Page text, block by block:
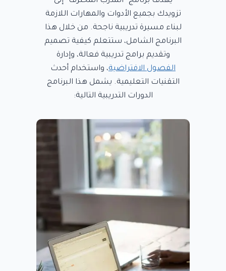
تزويدك بجميع الأدوات والمهارات اللازمة
لبناء مسيرة تدريبية ناجحة. من خلال هذا
البرنامج الشامل، ستتعلم كيفية تصميم
وتقديم برامج تدريبية فعالة، وإدارة
الفصول الافتراضية، واستخدام أحدث
التقنيات التعليمية. يشمل هذا البرنامج
الدورات التدريبية التالية: